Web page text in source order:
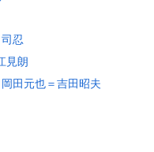
忍
見朗
田元也＝吉田昭夫